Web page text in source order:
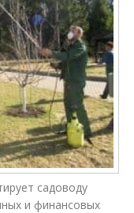
садоводу
и финансовых